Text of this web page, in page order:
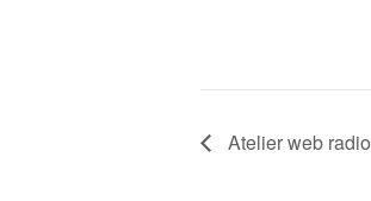
Atelier web radio